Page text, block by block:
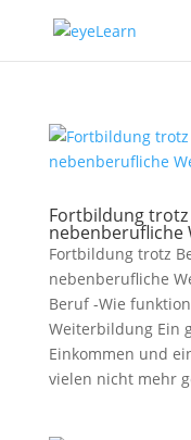
Fortbildung
nebenberufliche
Fortbildung trotz
nebenberufliche
Beruf -Wie
Weiterbildung Ein
Einkommen und
vielen nicht mehr